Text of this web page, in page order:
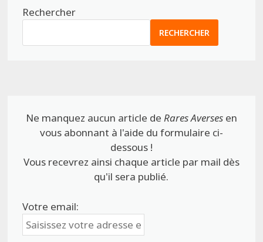
Rechercher
RECHERCHER
Ne manquez aucun article de Rares Aversesen
vous abonnant à l'aide du formulaire ci-
dessous !
Vous recevrez ainsi chaque article par mail dès
qu'il sera publié.
Votre email: